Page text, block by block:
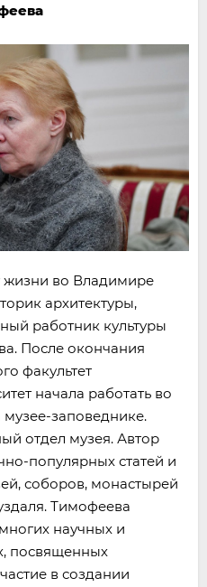
жизни во Владимире
архитектуры,
работник культуры
После окончания
факультет
начала работать во
заповеднике.
отдел музея. Автор
популярных статей и
соборов, монастырей
Тимофеева
научных и
посвященных
в создании